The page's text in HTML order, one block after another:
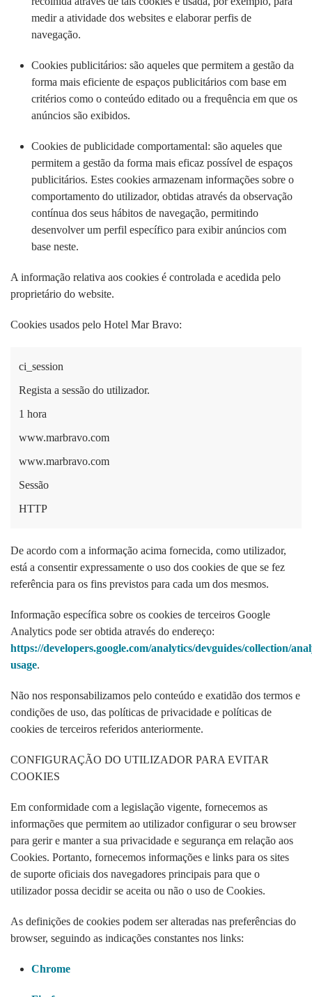
medir a atividade dos websites e elaborar perfis de
navegação.
Cookies publicitários: são aqueles que permitem a gestão da
forma mais eficiente de espaços publicitários com base em
critérios como o conteúdo editado ou a frequência em que os
anúncios são exibidos.
Cookies de publicidade comportamental: são aqueles que
permitem a gestão da forma mais eficaz possível de espaços
publicitários. Estes cookies armazenam informações sobre o
comportamento do utilizador, obtidas através da observação
contínua dos seus hábitos de navegação, permitindo
desenvolver um perfil específico para exibir anúncios com
base neste.
A informação relativa aos cookies é controlada e acedida pelo
proprietário do website.
Cookies usados pelo Hotel Mar Bravo:
ci_session
Regista a sessão do utilizador.
1 hora
www.marbravo.com
www.marbravo.com
Sessão
HTTP
De acordo com a informação acima fornecida, como utilizador,
está a consentir expressamente o uso dos cookies de que se fez
referência para os fins previstos para cada um dos mesmos.
Informação específica sobre os cookies de terceiros Google
Analytics pode ser obtida através do endereço:
https://developers.google.com/analytics/devguides/collection/
usage.
Não nos responsabilizamos pelo conteúdo e exatidão dos termos e
condições de uso, das políticas de privacidade e políticas de
cookies de terceiros referidos anteriormente.
CONFIGURAÇÃO DO UTILIZADOR PARA EVITAR
COOKIES
Em conformidade com a legislação vigente, fornecemos as
informações que permitem ao utilizador configurar o seu browser
para gerir e manter a sua privacidade e segurança em relação aos
Cookies. Portanto, fornecemos informações e links para os sites
de suporte oficiais dos navegadores principais para que o
utilizador possa decidir se aceita ou não o uso de Cookies.
As definições de cookies podem ser alteradas nas preferências do
browser, seguindo as indicações constantes nos links:
Chrome